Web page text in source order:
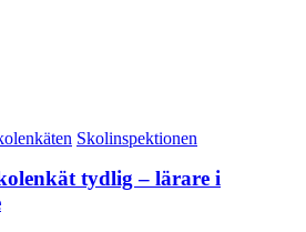
Skolinspektionen
tydlig – lärare i